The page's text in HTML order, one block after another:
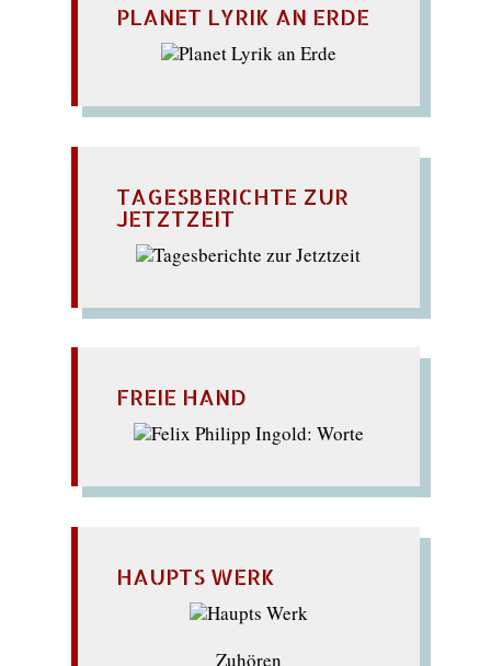
PLANET LYRIK AN ERDE
TAGESBERICHTE ZUR
JETZTZEIT
FREIE HAND
HAUPTS WERK
Zuhören